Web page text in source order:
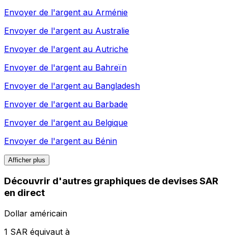
Envoyer de l'argent au Arménie
Envoyer de l'argent au Australie
Envoyer de l'argent au Autriche
Envoyer de l'argent au Bahreïn
Envoyer de l'argent au Bangladesh
Envoyer de l'argent au Barbade
Envoyer de l'argent au Belgique
Envoyer de l'argent au Bénin
Afficher plus
Découvrir d'autres graphiques de devises SAR
en direct
Dollar américain
1 SAR équivaut à